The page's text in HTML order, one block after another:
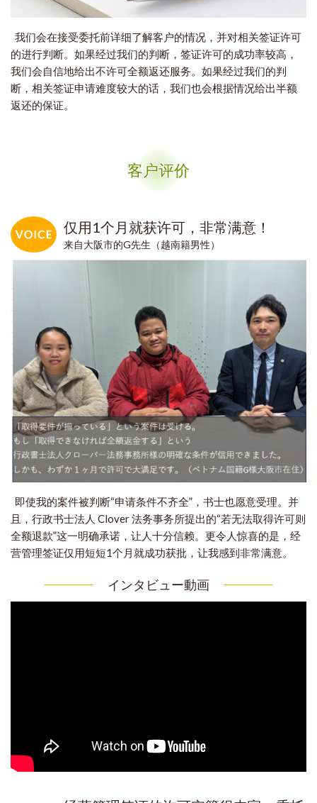
我们会在接受委托前详细了解客户的情况，并对相关签证许可
的进行判断。如果经过我们的判断，签证许可的成功率较高，
我们会自信地给出不许可全额返还服务。如果经过我们的判
断，相关签证申请难度较大的话，我们也会根据情况给出半额
返还的保证。
客户评价
仅用1个月就获许可，非常满意！
来自大阪市的G先生（越南籍男性）
即使我的案件被判断“申请条件不齐全”，书士也愿意受理。 并
且，行政书士法人 Clover 法务事务所提出的“若无法取得许可则
全额退款”这一明确承诺，让人十分信赖。 更令人惊喜的是，经
营管理签证仅用短短1个月就成功获批，让我感到非常满意。
インタビュー動画